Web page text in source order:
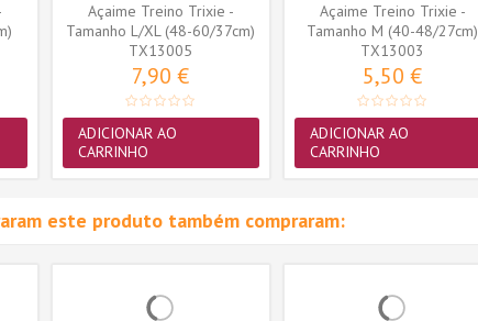
Açaime Treino Trixie -
Tamanho L/XL (48-60/37cm)
(TX13005)
TX13005
7,90 €
ADICIONAR AO
CARRINHO
Açaime Treino Trixie -
Tamanho M (40-48/27cm)
(TX13003)
TX13003
5,50 €
ADICIONAR AO
CARRINHO
este produto também compraram: